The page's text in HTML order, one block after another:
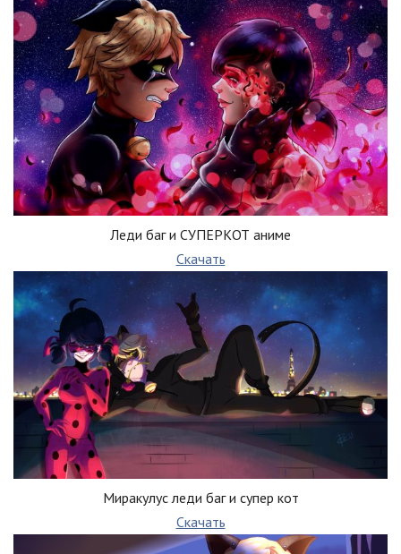
Леди баг и СУПЕРКОТ аниме
Скачать
Миракулус леди баг и супер кот
Скачать